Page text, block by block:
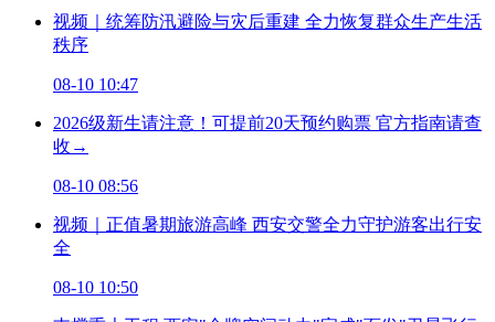
视频｜统筹防汛避险与灾后重建 全力恢复群众生产生活
秩序
08-10 10:47
2026级新生请注意！可提前20天预约购票 官方指南请查
收→
08-10 08:56
视频｜正值暑期旅游高峰 西安交警全力守护游客出行安
全
08-10 10:50